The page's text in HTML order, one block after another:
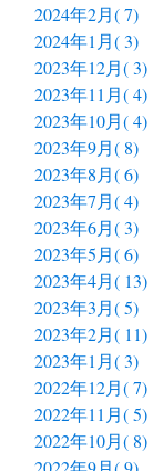
2024年2月( 7)
2024年1月( 3)
2023年12月( 3)
2023年11月( 4)
2023年10月( 4)
2023年9月( 8)
2023年8月( 6)
2023年7月( 4)
2023年6月( 3)
2023年5月( 6)
2023年4月( 13)
2023年3月( 5)
2023年2月( 11)
2023年1月( 3)
2022年12月( 7)
2022年11月( 5)
2022年10月( 8)